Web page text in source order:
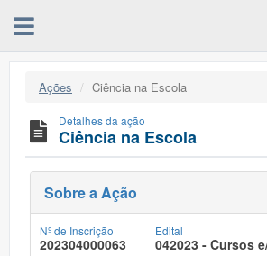
Ações Ciência na Escola
Detalhes da ação
Ciência na Escola
Sobre a Ação
Nº de Inscrição
202304000063
Edital
042023 - Cursos